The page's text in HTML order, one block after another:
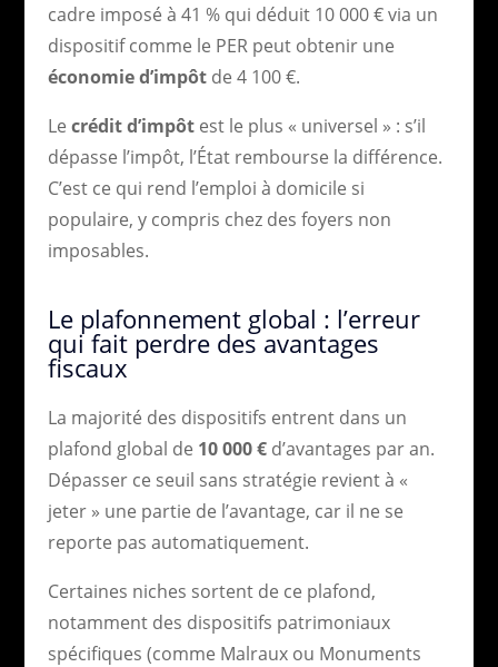
cadre imposé à 41 % qui déduit 10 000 € via un
dispositif comme le PER peut obtenir une
économie d’impôtde 4 100 €.
Le crédit d’impôtest le plus « universel » : s’il
dépasse l’impôt, l’État rembourse la différence.
C’est ce qui rend l’emploi à domicile si
populaire, y compris chez des foyers non
imposables.
Le plafonnement global : l’erreur
qui fait perdre des avantages
fiscaux
La majorité des dispositifs entrent dans un
plafond global de 10 000 €d’avantages par an.
Dépasser ce seuil sans stratégie revient à «
jeter » une partie de l’avantage, car il ne se
reporte pas automatiquement.
Certaines niches sortent de ce plafond,
notamment des dispositifs patrimoniaux
spécifiques (comme Malraux ou Monuments